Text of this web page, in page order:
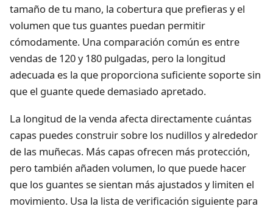
tamaño de tu mano, la cobertura que prefieras y el
volumen que tus guantes puedan permitir
cómodamente. Una comparación común es entre
vendas de 120 y 180 pulgadas, pero la longitud
adecuada es la que proporciona suficiente soporte sin
que el guante quede demasiado apretado.
La longitud de la venda afecta directamente cuántas
capas puedes construir sobre los nudillos y alrededor
de las muñecas. Más capas ofrecen más protección,
pero también añaden volumen, lo que puede hacer
que los guantes se sientan más ajustados y limiten el
movimiento. Usa la lista de verificación siguiente para